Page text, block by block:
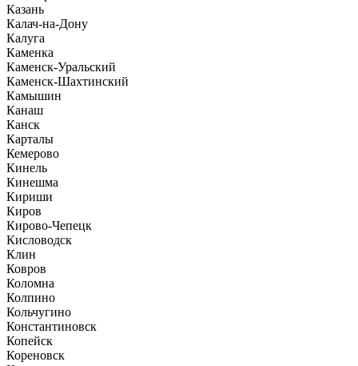
Казань
Калач-на-Дону
Калуга
Каменка
Каменск-Уральский
Каменск-Шахтинский
Камышин
Канаш
Канск
Карталы
Кемерово
Кинель
Кинешма
Кириши
Киров
Кирово-Чепецк
Кисловодск
Клин
Ковров
Коломна
Колпино
Кольчугино
Константиновск
Копейск
Кореновск